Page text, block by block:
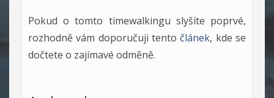
Pokud o tomto timewalkingu slyšíte poprvé,
rozhodně vám doporučuji tento článek, kde se
dočtete o zajímavé odměně.